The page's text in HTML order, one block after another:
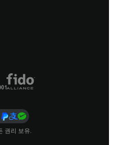
권리 보유.